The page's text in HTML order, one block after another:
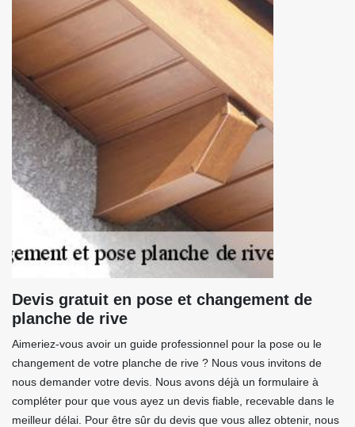
Devis gratuit en pose et changement de
planche de rive
Aimeriez-vous avoir un guide professionnel pour la pose ou le
changement de votre planche de rive ? Nous vous invitons de
nous demander votre devis. Nous avons déjà un formulaire à
compléter pour que vous ayez un devis fiable, recevable dans le
meilleur délai. Pour être sûr du devis que vous allez obtenir, nous